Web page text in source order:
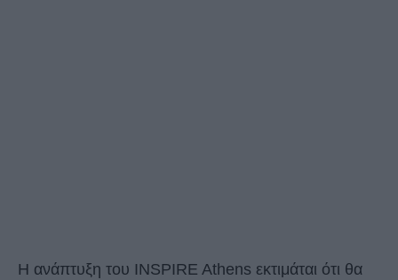
Η ανάπτυξη του INSPIRE Athens εκτιμάται ότι θα